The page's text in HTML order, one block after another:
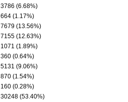
3786 (6.68%)
664 (1.17%)
7679 (13.56%)
7155 (12.63%)
1071 (1.89%)
360 (0.64%)
5131 (9.06%)
870 (1.54%)
160 (0.28%)
30248 (53.40%)